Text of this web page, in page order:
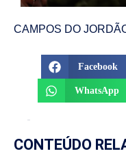
CAMPOS DO
Facebook
WhatsApp
CONTEÚDO